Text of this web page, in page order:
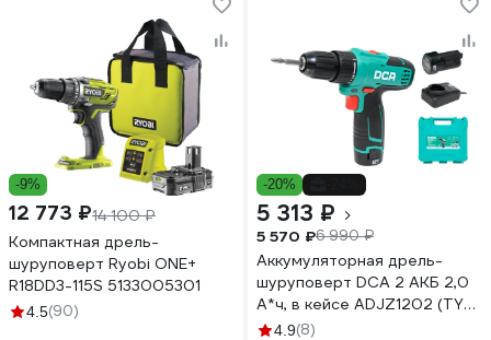
-9%
12 773 ₽14 100 ₽
Компактная дрель-
шуруповерт Ryobi ONE+
R18DD3-115S 5133005301
4.5(90)
-20%
5 313 ₽
5 570 ₽6 990 ₽
Аккумуляторная дрель-
шуруповерт DCA 2 АКБ 2,0
А*ч, в кейсе ADJZ1202 (TYPE
E)4.9(8)